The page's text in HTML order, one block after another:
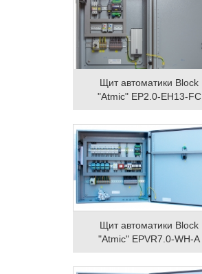
Щит автоматики Block
"Atmic" EP2.0-EH13-FC
Щит автоматики Block
"Atmic" EPVR7.0-WH-A